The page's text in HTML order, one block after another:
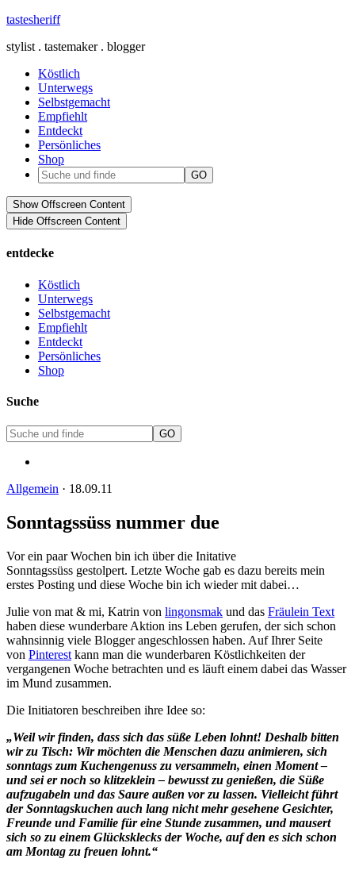
tastesheriff
stylist . tastemaker . blogger
Köstlich
Unterwegs
Selbstgemacht
Empfiehlt
Entdeckt
Persönliches
Shop
Show Offscreen Content
Hide Offscreen Content
entdecke
Köstlich
Unterwegs
Selbstgemacht
Empfiehlt
Entdeckt
Persönliches
Shop
Suche
Allgemein · 18.09.11
Sonntagssüss nummer due
Vor ein paar Wochen bin ich über die Initative
Sonntagssüss gestolpert. Letzte Woche gab es dazu bereits mein
erstes Posting und diese Woche bin ich wieder mit dabei…
Julie von mat & mi, Katrin von lingonsmak und das Fräulein Text
haben diese wunderbare Aktion ins Leben gerufen, der sich schon
wahnsinnig viele Blogger angeschlossen haben. Auf Ihrer Seite
von Pinterest kann man die wunderbaren Köstlichkeiten der
vergangenen Woche betrachten und es läuft einem dabei das Wasser
im Mund zusammen.
Die Initiatoren beschreiben ihre Idee so:
„Weil wir finden, dass sich das süße Leben lohnt! Deshalb bitten
wir zu Tisch: Wir möchten die Menschen dazu animieren, sich
sonntags zum Kuchengenuss zu versammeln, einen Moment –
und sei er noch so klitzeklein – bewusst zu genießen, die Süße
aufzugabeln und das Saure außen vor zu lassen. Vielleicht führt
der Sonntagskuchen auch lang nicht mehr gesehene Gesichter,
Freunde und Familie für eine Stunde zusammen, und mausert
sich so zu einem Glücksklecks der Woche, auf den es sich schon
am Montag zu freuen lohnt.“